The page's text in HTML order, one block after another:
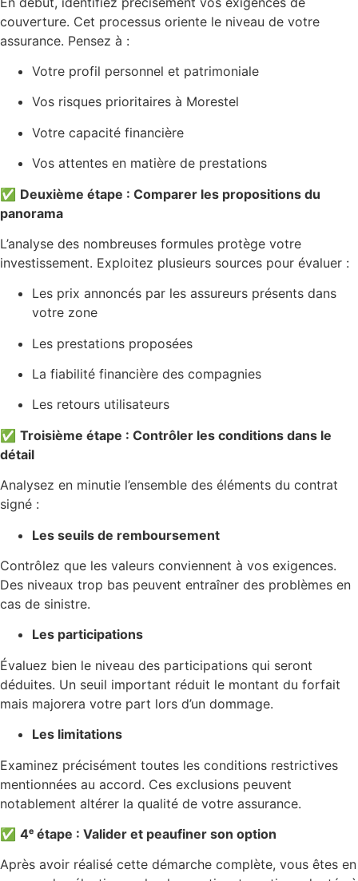
couverture. Cet processus oriente le niveau de votre
assurance. Pensez à :
Votre profil personnel et patrimoniale
Vos risques prioritaires à Morestel
Votre capacité financière
Vos attentes en matière de prestations
✅ Deuxième étape : Comparer les propositions du
panorama
L’analyse des nombreuses formules protège votre
investissement. Exploitez plusieurs sources pour évaluer :
Les prix annoncés par les assureurs présents dans
votre zone
Les prestations proposées
La fiabilité financière des compagnies
Les retours utilisateurs
✅ Troisième étape : Contrôler les conditions dans le
détail
Analysez en minutie l’ensemble des éléments du contrat
signé :
Les seuils de remboursement
Contrôlez que les valeurs conviennent à vos exigences.
Des niveaux trop bas peuvent entraîner des problèmes en
cas de sinistre.
Les participations
Évaluez bien le niveau des participations qui seront
déduites. Un seuil important réduit le montant du forfait
mais majorera votre part lors d’un dommage.
Les limitations
Examinez précisément toutes les conditions restrictives
mentionnées au accord. Ces exclusions peuvent
notablement altérer la qualité de votre assurance.
✅ 4ᵉ étape : Valider et peaufiner son option
Après avoir réalisé cette démarche complète, vous êtes en